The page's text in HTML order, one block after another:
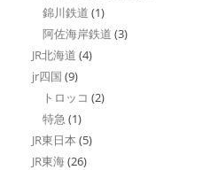
錦川鉄道 (1)
阿佐海岸鉄道 (3)
JR北海道 (4)
jr四国 (9)
トロッコ (2)
特急 (1)
JR東日本 (5)
JR東海(26)